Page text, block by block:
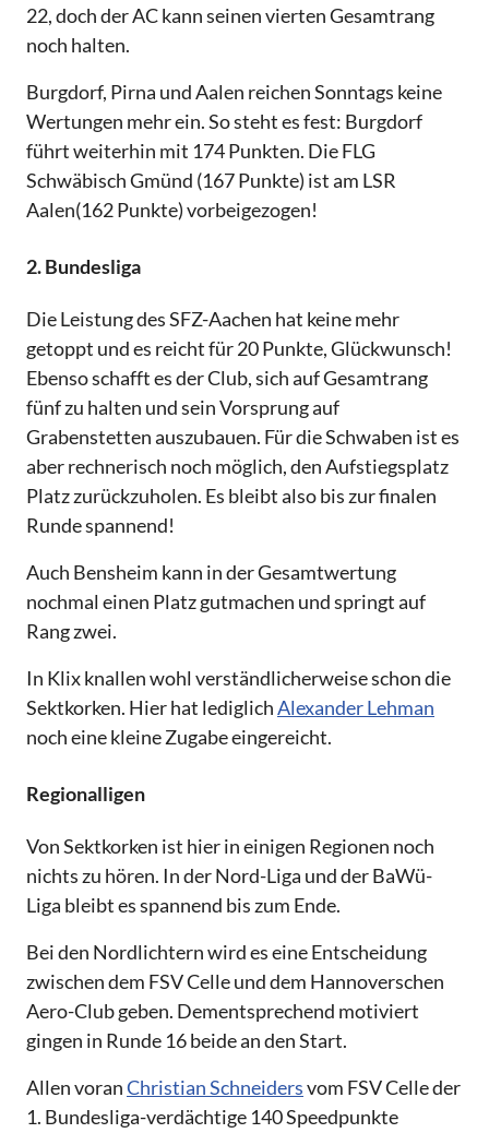
22, doch der AC kann seinen vierten Gesamtrang
noch halten.
Burgdorf, Pirna und Aalen reichen Sonntags keine
Wertungen mehr ein. So steht es fest: Burgdorf
führt weiterhin mit 174 Punkten. Die FLG
Schwäbisch Gmünd (167 Punkte) ist am LSR
Aalen(162 Punkte) vorbeigezogen!
2. Bundesliga
Die Leistung des SFZ-Aachen hat keine mehr
getoppt und es reicht für 20 Punkte, Glückwunsch!
Ebenso schafft es der Club, sich auf Gesamtrang
fünf zu halten und sein Vorsprung auf
Grabenstetten auszubauen. Für die Schwaben ist es
aber rechnerisch noch möglich, den Aufstiegsplatz
Platz zurückzuholen. Es bleibt also bis zur finalen
Runde spannend!
Auch Bensheim kann in der Gesamtwertung
nochmal einen Platz gutmachen und springt auf
Rang zwei.
In Klix knallen wohl verständlicherweise schon die
Sektkorken. Hier hat lediglichAlexander Lehman
noch eine kleine Zugabe eingereicht.
Regionalligen
Von Sektkorken ist hier in einigen Regionen noch
nichts zu hören. In der Nord-Liga und der BaWü-
Liga bleibt es spannend bis zum Ende.
Bei den Nordlichtern wird es eine Entscheidung
zwischen dem FSV Celle und dem Hannoverschen
Aero-Club geben. Dementsprechend motiviert
gingen in Runde 16 beide an den Start.
Allen voranChristian Schneidersvom FSV Celle der
1. Bundesliga-verdächtige 140 Speedpunkte